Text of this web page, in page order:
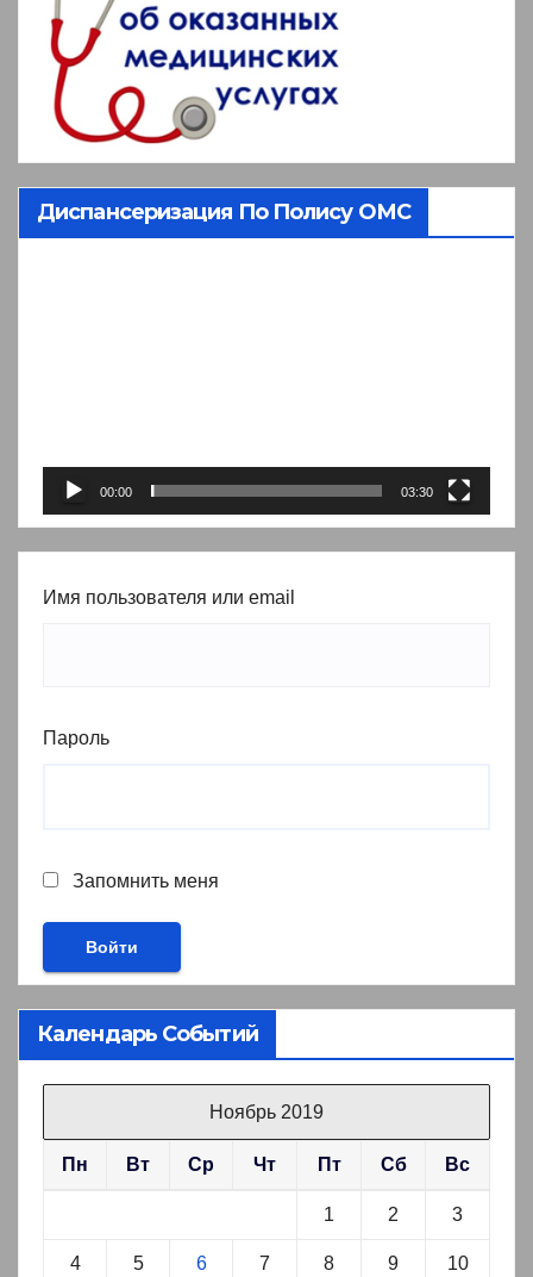
Диспансеризация По Полису ОМС
00:00 03:30
Имя пользователя или email
Пароль
Запомнить меня
Календарь Событий
Ноябрь 2019
Пн Вт Ср Чт Пт Сб Вс
1 2 3
4 5 6 7 8 9 10